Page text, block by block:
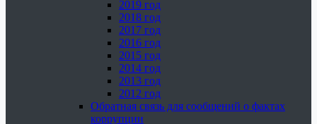
2019 год
2018 год
2017 год
2016 год
2015 год
2014 год
2013 год
2012 год
Обратная связь для сообщений о фактах
коррупции